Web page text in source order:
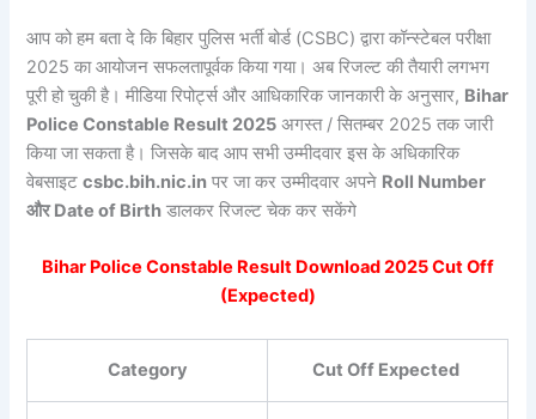
आप को हम बता दे कि बिहार पुलिस भर्ती बोर्ड (CSBC) द्वारा कॉन्स्टेबल परीक्षा
2025 का आयोजन सफलतापूर्वक किया गया। अब रिजल्ट की तैयारी लगभग
पूरी हो चुकी है। मीडिया रिपोर्ट्स और आधिकारिक जानकारी के अनुसार, Bihar
Police Constable Result 2025 अगस्त / सितम्बर 2025 तक जारी
किया जा सकता है। जिसके बाद आप सभी उम्मीदवार इस के अधिकारिक
वेबसाइटcsbc.bih.nic.in पर जा कर उम्मीदवार अपने Roll Number
और Date of Birth डालकर रिजल्ट चेक कर सकेंगे
Bihar Police Constable Result Download 2025 Cut Off
(Expected)
Category Cut Off Expected